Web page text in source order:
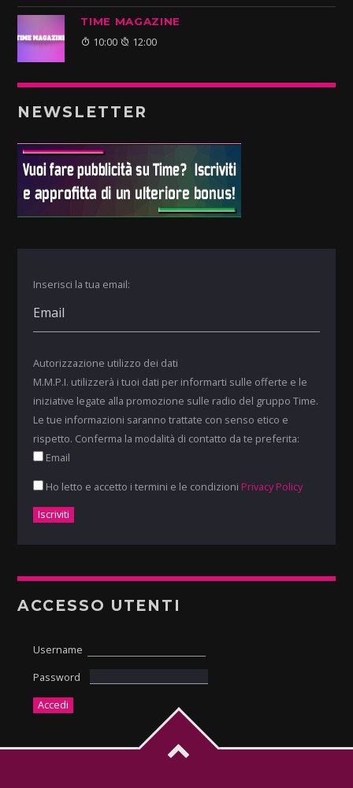
TIME MAGAZINE
10:00 12:00
NEWSLETTER
Inserisci la tua email:
Autorizzazione utilizzo dei dati
M.M.P.I. utilizzerà i tuoi dati per informarti sulle offerte e le
iniziative legate alla promozione sulle radio del gruppo Time.
Le tue informazioni saranno trattate con senso etico e
rispetto. Conferma la modalità di contatto da te preferita:
Email
Ho letto e accetto i termini e le condizioni Privacy Policy
ACCESSO UTENTI
Username
Password